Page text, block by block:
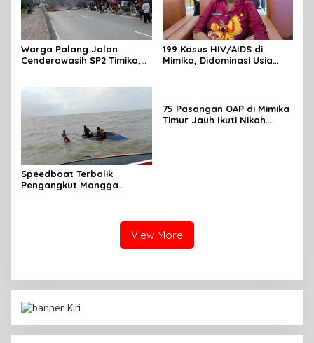
Warga Palang Jalan
Cenderawasih SP2 Timika,
199 Kasus HIV/AIDS di
Mimika, Didominasi Usia
Speedboat Terbalik
Pengangkut Mangga
75 Pasangan OAP di Mimika
Timur Jauh Ikuti Nikah
View More